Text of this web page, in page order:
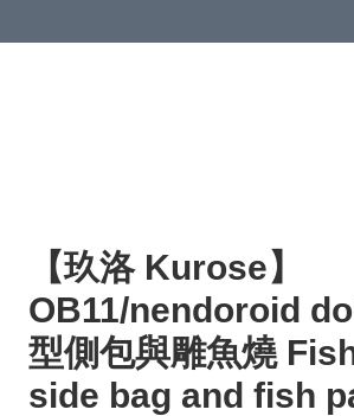
【玖洛 Kurose】
OB11/nendoroid
型側包與雕魚燒
side bag and fish